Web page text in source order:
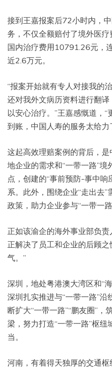
接到王嘉报案后72小时内，
务，不仅全额赔付了境外医
国内治疗费用10791.26元，
近2.6万元。
“报案开始就有专人对接我的
还对我外文病历资料进行翻
以安心治疗。”王嘉感慨道，
到账，中国人寿的服务太给力
这起高效理赔案例的背后，
地企业的需求和“一带一路”
点，创建的“事前预防-事中
系。此外，围绕企业“走出去
政策，助力企业参与“一带一路
正如该渝企的海外事业部负
正解决了员工和企业的后顾
气。”
深圳，地处粤港澳大湾区和“
深圳扎实推进与“一带一路”
断扩大“一带一路”“鹏友圈”
梁，努力打造“一带一路”枢
当。
河南，有着得天独厚的交通